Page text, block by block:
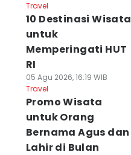
Travel
10 Destinasi Wisata
untuk
Memperingati HUT
RI
05 Agu 2026, 16:19 WIB
Travel
Promo Wisata
untuk Orang
Bernama Agus dan
Lahir di Bulan